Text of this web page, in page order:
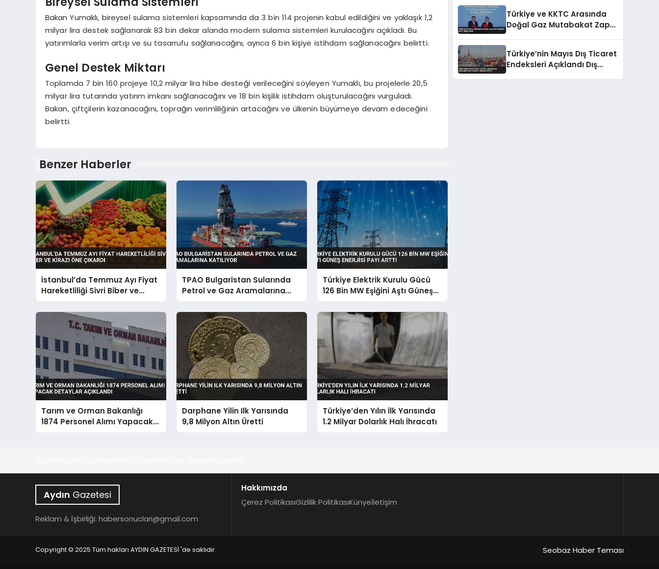
Bakan Yumaklı, bireysel sulama sistemleri kapsamında da 3 bin 114 projenin kabul edildiğini ve yaklaşık 1,2
milyar lira destek sağlanarak 83 bin dekar alanda modern sulama sistemleri kurulacağını açıkladı. Bu
yatırımlarla verim artışı ve su tasarrufu sağlanacağını, ayrıca 6 bin kişiye istihdam sağlanacağını belirtti.
Genel Destek Miktarı
Toplamda 7 bin 160 projeye 10,2 milyar lira hibe desteği verileceğini söyleyen Yumaklı, bu projelerle 20,5
milyar lira tutarında yatırım imkanı sağlanacağını ve 18 bin kişilik istihdam oluşturulacağını vurguladı.
Bakan, çiftçilerin kazanacağını, toprağın verimliliğinin artacağını ve ülkenin büyümeye devam edeceğini
belirtti.
Benzer Haberler
İstanbul’da Temmuz Ayı Fiyat
Hareketliliği Sivri Biber ve
Kirazı Öne Çıkardı
TPAO Bulgaristan Sularında
Petrol ve Gaz Aramalarına
Katılıyor
Türkiye Elektrik Kurulu Gücü
126 Bin MW Eşiğini Aştı Güneş
Enerjisi Payı Arttı
Tarım ve Orman Bakanlığı
1874 Personel Alımı Yapacak
Detaylar Açıklandı
Darphane Yilin Ilk Yarısında
9,8 Milyon Altın Üretti
Türkiye’den Yılın İlk Yarısında
1.2 Milyar Dolarlık Halı İhracatı
Türkiye ve KKTC Arasında
Doğal Gaz Mutabakat Zaptı
Türkiye’nin Mayıs Dış Ticaret
Endeksleri Açıklandı Dış
Aydın Gazetesi
Reklam & İşbirliği: habersonuclari@gmail.com
Hakkımızda
Çerez PolitikasıGizlilik PolitikasıKünyeİletişim
Copyright © 2025 Tüm hakları AYDIN GAZETESİ 'de saklıdır. Seobaz Haber Teması